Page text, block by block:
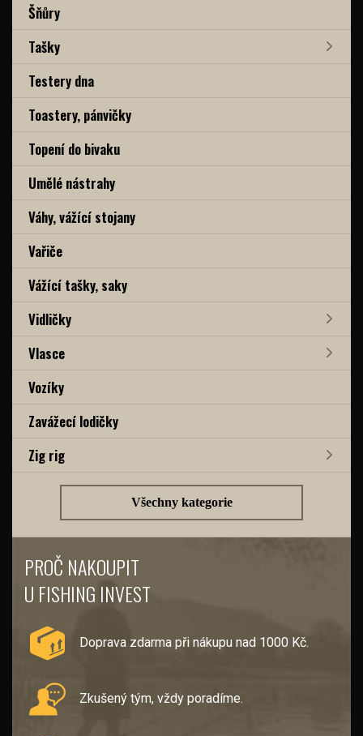
Šňůry
Tašky
Testery dna
Toastery, pánvičky
Topení do bivaku
Umělé nástrahy
Váhy, vážící stojany
Vařiče
Vážící tašky, saky
Vidličky
Vlasce
Vozíky
Zavážecí lodičky
Zig rig
Všechny kategorie
PROČ NAKOUPIT
U FISHING INVEST
Doprava zdarma při nákupu nad 1000 Kč.
Zkušený tým, vždy poradíme.